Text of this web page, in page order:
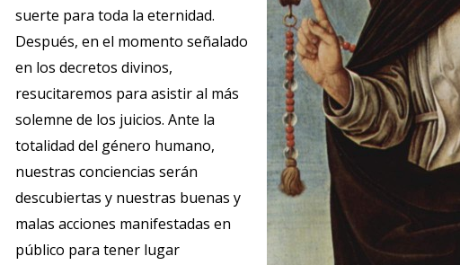
suerte para toda la eternidad.
Después, en el momento señalado
en los decretos divinos,
resucitaremos para asistir al más
solemne de los juicios. Ante la
totalidad del género humano,
nuestras conciencias serán
descubiertas y nuestras buenas y
malas acciones manifestadas en
público para tener lugar